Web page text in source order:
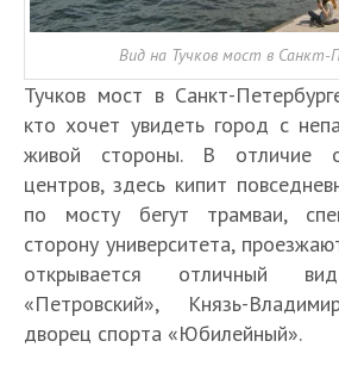
Вид на Тучков мост в Санкт-
Тучков мост в Санкт-
кто хочет увидеть город с
живой стороны. В отличие
центров, здесь кипит
по мосту бегут трамваи,
сторону университета,
открывается отличный
«Петровский», Князь-
дворец спорта «Юбилейный».